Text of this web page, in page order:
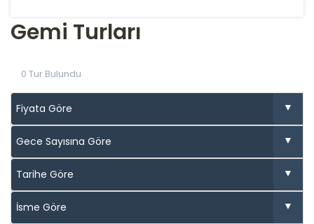
Gemi Turları
0 Tur Bulundu